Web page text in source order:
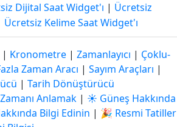
Dijital Saat Widget'ı | Ücretsiz
Ücretsiz Kelime Saat Widget'ı
| Kronometre | Zamanlayıcı | Çoklu-
Zaman Aracı | Sayım Araçları |
| Tarih Dönüştürücü
Anlamak | ☀️ Güneş Hakkında
Bilgi Edinin | 🎉 Resmi Tatiller